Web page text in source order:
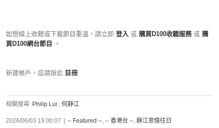
如想線上收聽或下載節目重溫，請立即 登入 或 購買D100收聽服務 或 購
買D100網台節目
。
新建帳戶，這請按此 註冊
相關搜尋: Philip Lui , 何靜江
2026/06/03 19:00:07 -- Featured --, -- 香港台 --, 靜江思憶往日